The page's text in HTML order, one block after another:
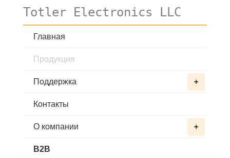
Totler Electronics LLC
Главная
Продукция
+
Поддержка
Контакты
+
О компании
B2B